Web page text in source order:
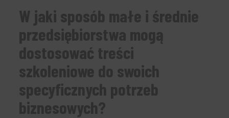
W jaki sposób małe i średnie
przedsiębiorstwa mogą
dostosować treści
szkoleniowe do swoich
specyficznych potrzeb
biznesowych?